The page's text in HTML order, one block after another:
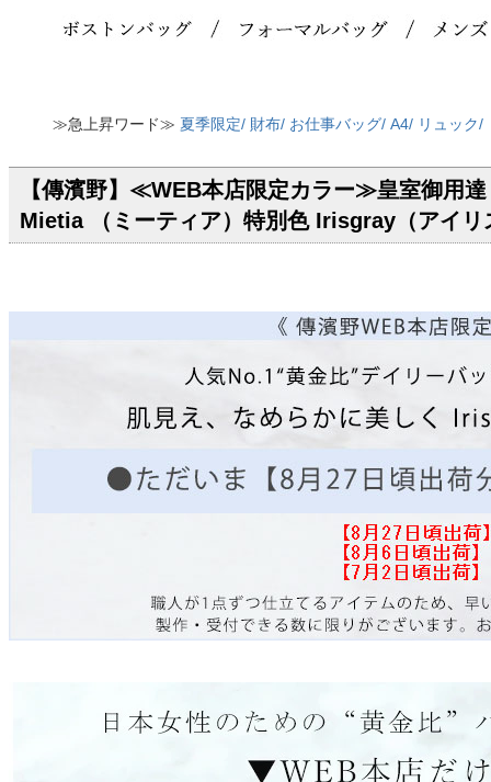
≫急上昇ワード≫ 夏季限定/ 財布/ お仕事バッグ/ A4/ リュック/
【傳濱野】≪WEB本店限定カラー≫皇室御用
Mietia （ミーティア）特別色 Irisgray（アイリ